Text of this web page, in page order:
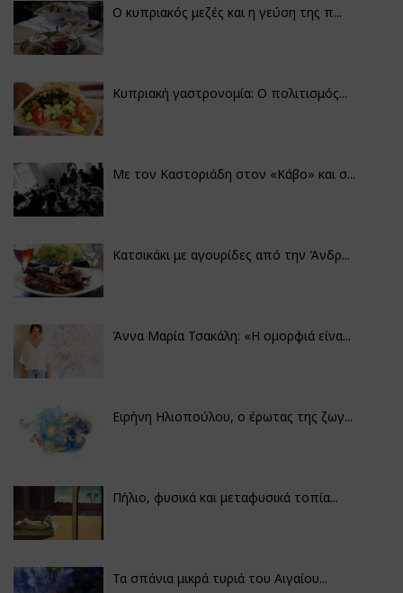
Ο κυπριακός μεζές και η γεύση της π...
Κυπριακή γαστρονομία: Ο πολιτισμός...
Με τον Καστοριάδη στον «Κάβο» και σ...
Κατσικάκι με αγουρίδες από την Άνδρ...
Άννα Μαρία Τσακάλη: «Η ομορφιά είνα...
Ειρήνη Ηλιοπούλου, ο έρωτας της ζωγ...
Πήλιο, φυσικά και μεταφυσικά τοπία...
Τα σπάνια μικρά τυριά του Αιγαίου...